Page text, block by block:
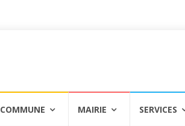
COMMUNE MAIRIE SERVICES